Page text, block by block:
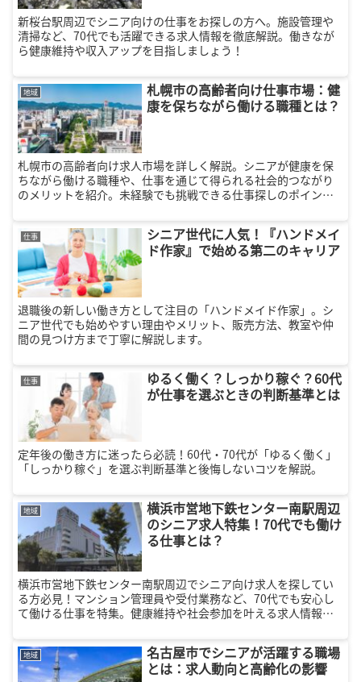
新桜台駅周辺でシニア向けの仕事をお探しの方へ。施設管理や
清掃など、70代でも活躍できる求人情報を徹底解説。働きなが
ら健康維持や収入アップを目指しましょう！
地域
札幌市の高齢者向け仕事市場：健
康を保ちながら働ける職種とは？
札幌市の高齢者向け求人市場を詳しく解説。シニアが健康を保
ちながら働ける職種や、仕事を通じて得られる社会的つながり
のメリットを紹介。未経験でも挑戦できる仕事探しのポイント
仕事
シニア世代に人気！『ハンドメイ
ド作家』で始める第二のキャリア
退職後の新しい働き方として注目の「ハンドメイド作家」。シ
ニア世代でも始めやすい理由やメリット、販売方法、教室や仲
間の見つけ方まで丁寧に解説します。
仕事
ゆるく働く？しっかり稼ぐ？60代
が仕事を選ぶときの判断基準とは
定年後の働き方に迷ったら必読！60代・70代が「ゆるく働く」
「しっかり稼ぐ」を選ぶ判断基準と後悔しないコツを解説。
地域
横浜市営地下鉄センター南駅周辺
のシニア求人特集！70代でも働け
る仕事とは？
横浜市営地下鉄センター南駅周辺でシニア向け求人を探してい
る方必見！マンション管理員や受付業務など、70代でも安心し
て働ける仕事を特集。健康維持や社会参加を叶える求人情報を
地域
名古屋市でシニアが活躍する職場
とは：求人動向と高齢化の影響